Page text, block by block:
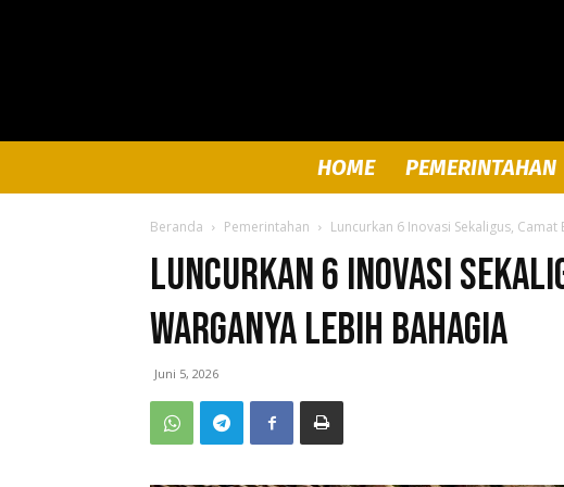
HOME PEMERINTAHAN
Beranda Pemerintahan Luncurkan 6 Inovasi Sekaligus,
Luncurkan 6 Inovasi
Warganya Lebih Bahagia
Juni 5, 2026